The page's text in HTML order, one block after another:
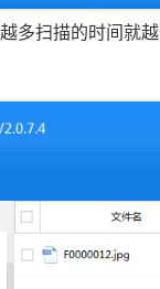
多扫描的时间就